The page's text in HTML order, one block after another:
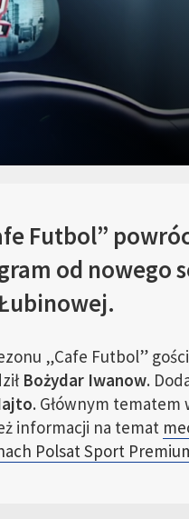
Futbol”
od nowego
„Cafe Futbol”
Bożydar Iwanow.
. Głównym
informacji na temat
Polsat Sport